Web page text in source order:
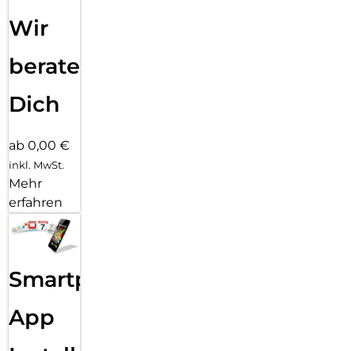
Wir
beraten
Dich
ab 0,00 €
inkl. MwSt.
Mehr
erfahren
Smartphone
App